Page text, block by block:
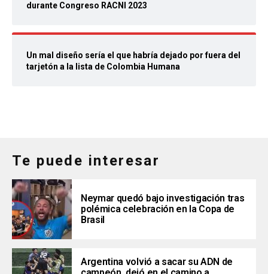
durante Congreso RACNI 2023
Un mal diseño sería el que habría dejado por fuera del
tarjetón a la lista de Colombia Humana
Te puede interesar
Neymar quedó bajo investigación tras
polémica celebración en la Copa de
Brasil
Argentina volvió a sacar su ADN de